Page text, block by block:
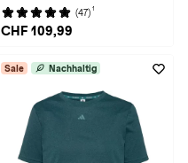
(47) 1
CHF 109,99
Sale Nachhaltig